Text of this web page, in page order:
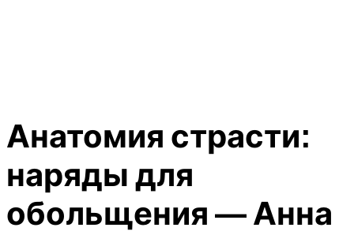
Анатомия страсти:
наряды для
обольщения — Анна